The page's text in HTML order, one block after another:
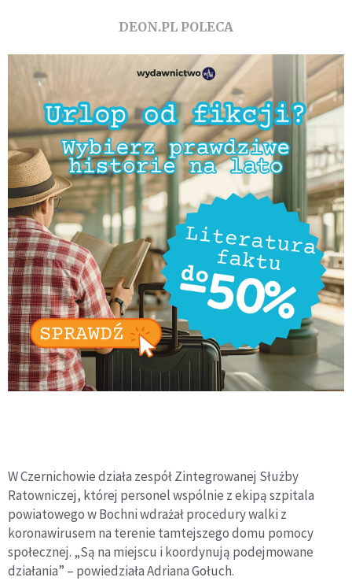
DEON.PL POLECA
W Czernichowie działa zespół Zintegrowanej Służby
Ratowniczej, której personel wspólnie z ekipą szpitala
powiatowego w Bochni wdrażał procedury walki z
koronawirusem na terenie tamtejszego domu pomocy
społecznej. „Są na miejscu i koordynują podejmowane
działania” – powiedziała Adriana Gołuch.